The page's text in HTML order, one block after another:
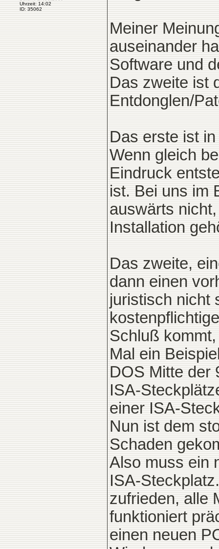
Uhrzeit: 14:02
ID: 35062
Meiner
auseinander
Software und
Das zweite ist
Entdonglen/
Das erste ist
Wenn gleich
Eindruck
ist. Bei uns im
auswärts
Installation
Das zweite,
dann einen
juristisch nicht
Schluß
Mal ein
DOS Mitte der
ISA-
einer ISA-
Nun ist dem
Schaden
Also muss ein
ISA-
zufrieden, alle
funktioniert
einen neuen